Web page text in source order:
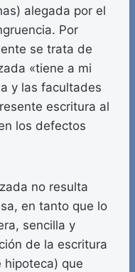
alegada por el
Por
se trata de
«tiene a mi
y las facultades
escritura al
los defectos
no resulta
en tanto que lo
sencilla y
de la escritura
hipoteca) que